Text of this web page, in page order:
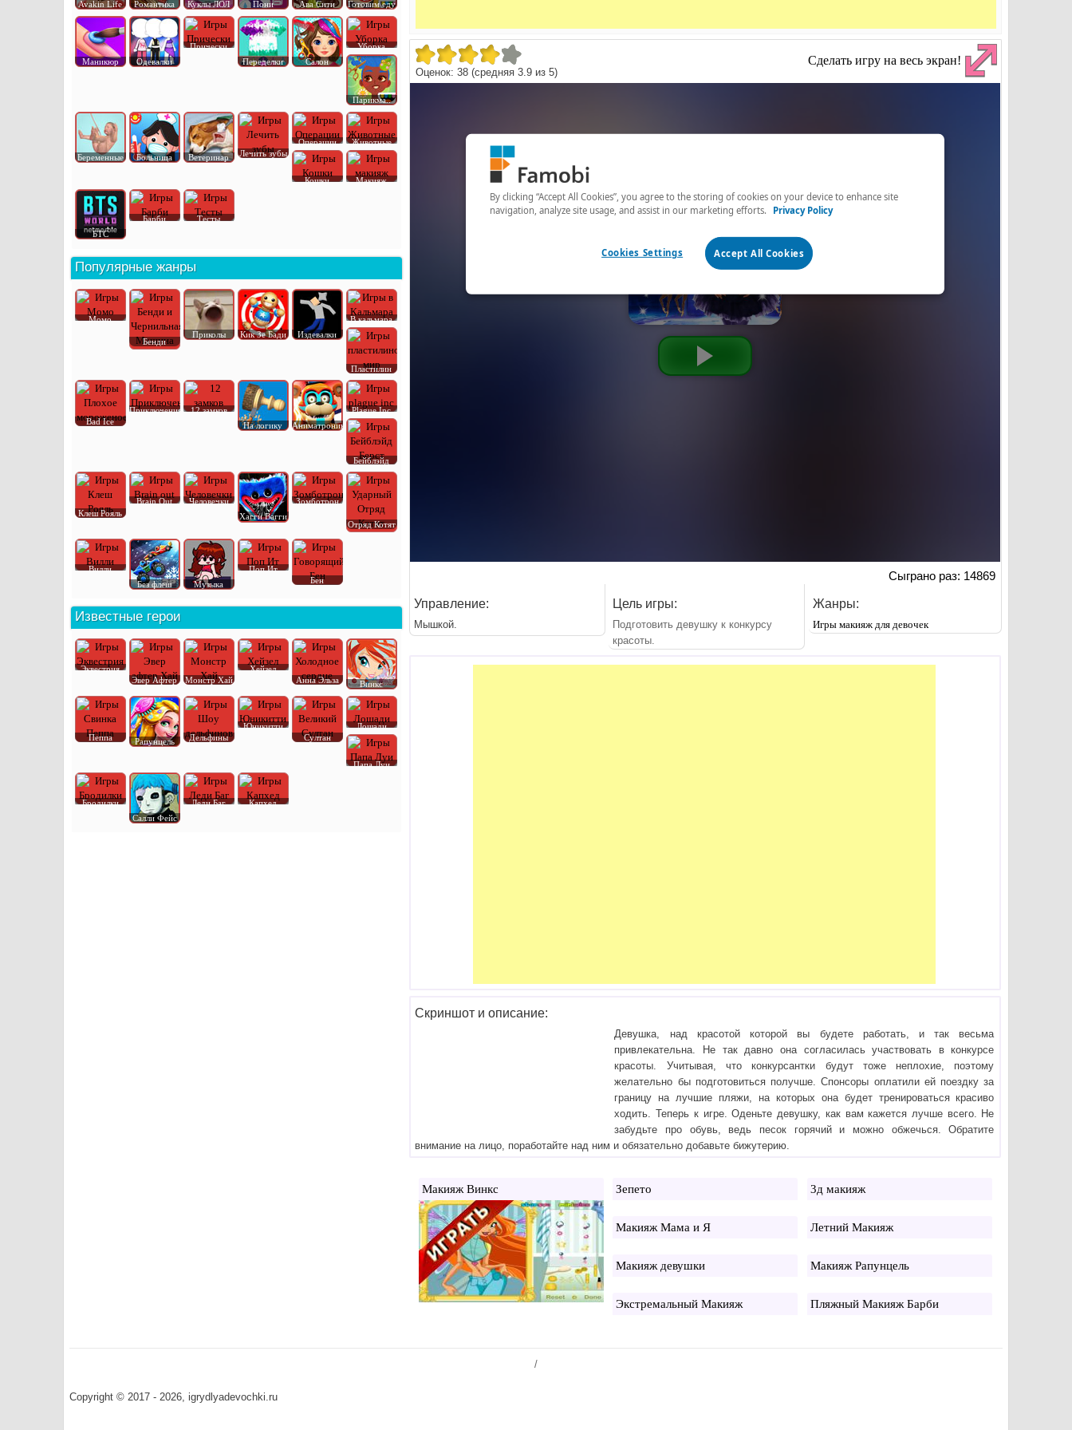
Оценок:38 (средняя3.9 из5)
Сделать игру на весь экран!
Сыграно раз: 14869
Управление:
Мышкой.
Цель игры:
Подготовить девушку к конкурсу
красоты.
Жанры:
Игры макияж для девочек
Скриншот и описание:
Девушка, над красотой которой вы будете работать, и так весьма
привлекательна. Не так давно она согласилась участвовать в конкурсе
красоты. Учитывая, что конкурсантки будут тоже неплохие, поэтому
желательно бы подготовиться получше. Спонсоры оплатили ей поездку за
границу на лучшие пляжи, на которых она будет тренироваться красиво
ходить. Теперь к игре. Оденьте девушку, как вам кажется лучше всего. Не
забудьте про обувь, ведь песок горячий и можно обжечься. Обратите
внимание на лицо, поработайте над ним и обязательно добавьте бижутерию.
Макияж Винкс Зепето 3д макияж
Макияж Мама и Я Летний Макияж
Макияж девушки Макияж Рапунцель
Экстремальный Макияж Пляжный Макияж Барби
Avakin Life Романтика Куклы ЛОЛ Пони Ава Сити Готовим еду
Маникюр Одевалки
Прически
Переделки
Салон
Уборка
Парикма..
Беременные Больница Ветеринар Лечить зубы
Операции Животные
Кошки Макияж
БТС
Барби Тесты
Популярные жанры
Момо
Бенди
Приколы Кик Зе Бади Издевалки
В кальмара
Пластилин
Bad Ice
Приключения
12 замков
На логику
Аниматроник
Plague Inc
Бейблэйд
Клеш Рояль
Brain Out
Человечки
Хагги Вагги
Зомботрон
Отряд Котят
Вилли
Без флеш
Музыка
Поп Ит
Бен
Известные герои
Эквестрия
Эвер Афтер
Монстр Хай
Хейзел
Анна Эльза
Винкс
Пеппа Рапунцель Дельфины
Юникитти
Султан
Лошади
Папа Луи
Бродилки
Салли Фейс
Леди Баг Капхед
/
Copyright © 2017 - 2026, igrydlyadevochki.ru